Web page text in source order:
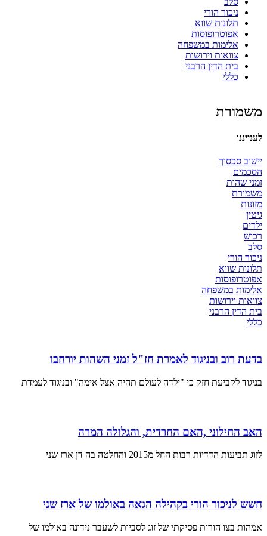
ניכור הורי
תלונות שווא
אפוטרופוסות
אלימות במשפחה
צוואות וירושות
בית הדין הרבני
כללי
משמורת
לענייננו
יישוב סכסוך
הסכמים
זמני שהות
משמורת
מזונות
גיטין
ילדים
רכוש
סלב
ניכור הורי
תלונות שווא
אפוטרופוסות
אלימות במשפחה
צוואות וירושות
בית הדין הרבני
כללי
בדעת רוב ובניגוד לאמרת חז"ל זמני השהות יורחבו
בניגוד לקביעת חזק כי "ילדה לעולם תהיה אצל אימה" ובניגוד לעמדת
האב החילוני ,האם החרדית, והגלולה המרה
לזוג תביעות הדדיות רבות החל מ2015 והחלטה בה דן ארז שני
חשש לניכור הורי בקהילה הגאה באולמו של ארז שני
אמהות בצו הורות פסיקתי של זוג לסביות לשעבר נידונה באולמו של